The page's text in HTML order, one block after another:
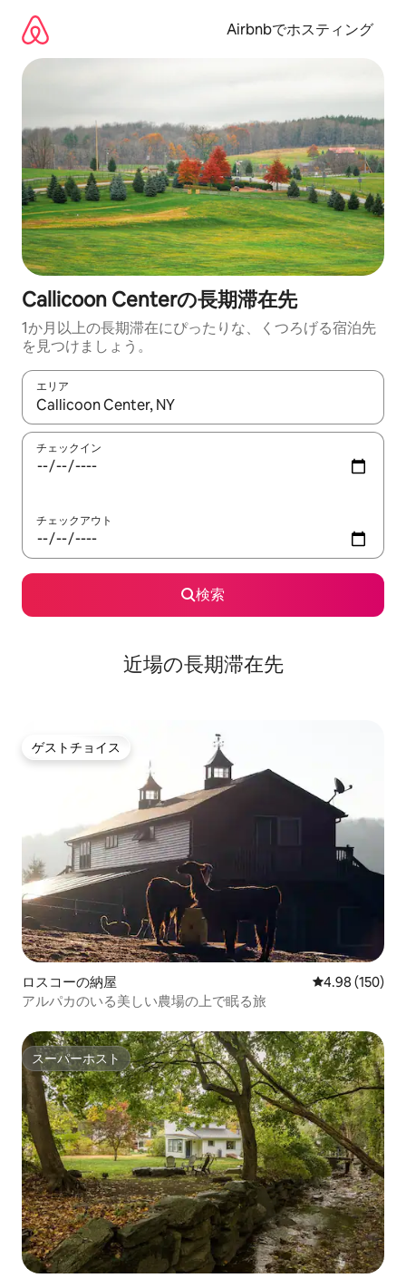
Airbnbでホスティング
Callicoon Centerの長期滞在先
1か月以上の長期滞在にぴったりな、くつろげる宿泊先
を見つけましょう。
エリア
検索結果が表示されたら、上下の矢印キーを使って移動するか
チェックイン
チェックアウト
検索
近場の長期滞在先
ゲストチョイス
ゲストチョイス
ロスコーの納屋 レビュー150
4.98 (150)
アルパカのいる美しい農場の上で眠る旅
スーパーホスト
スーパーホスト